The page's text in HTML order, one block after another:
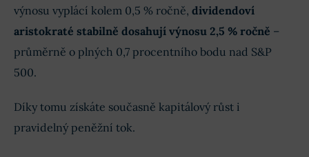
výnosu vyplácí kolem 0,5 % ročně, dividendoví
aristokraté stabilně dosahují výnosu 2,5 % ročně –
průměrně o plných 0,7 procentního bodu nad S&P
500.
Díky tomu získáte současně kapitálový růst i
pravidelný peněžní tok.